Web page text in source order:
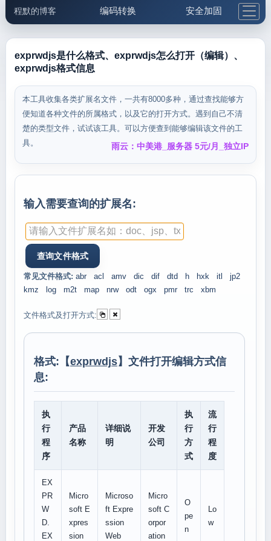
程默的博客 编码转换 安全加固
邮件工具 生活便民 更多工具
exprwdjs是什么格式、exprwdjs怎么打开（编辑）、
exprwdjs格式信息
本工具收集各类扩展名文件，一共有8000多种，通过查找能够方
便知道各种文件的所属格式，以及它的打开方式。遇到自己不清
楚的类型文件，试试该工具。可以方便查到能够编辑该文件的工
具。
雨云：中美港_服务器 5元/月_独立IP
输入需要查询的扩展名:
常见文件格式: abr acl amv dic dif dtd h hxk itl
jp2
kmz
log m2t map nrw odt ogx pmr trc xbm
文件格式及打开方式:
格式:【exprwdjs】文件打开编辑方式信
息:
执
行
程
序
产品
名称
详细说
明
开发
公司
执
行
方
式
流
行
程
度
EX
PR
W
D.
EX
Micro
soft E
xpres
sion
Microso
ft Expre
ssion
Web
Micro
soft C
orpor
ation
O
pe
n
Lo
w